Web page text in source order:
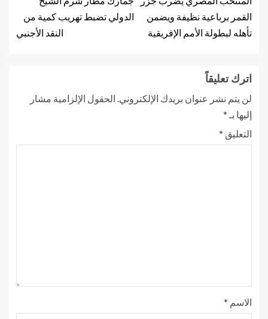
القمر برباعية نظيفة ويضمن
تأهله لبطولة الأمم الإفريقية
الدولي تضبط تهريب كمية من
النقد الأجنبي
اترك تعليقاً
لن يتم نشر عنوان بريدك الإلكتروني. الحقول الإلزامية مشار
إليها بـ *
التعليق *
الاسم *